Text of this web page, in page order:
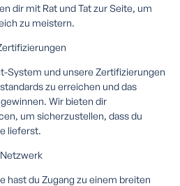
dir mit Rat und Tat zur Seite, um
zu meistern.
System und unsere Zertifizierungen
zu erreichen und das
Wir bieten dir
um sicherzustellen, dass du
lieferst.
hast du Zugang zu einem breiten